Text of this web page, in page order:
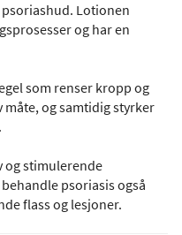
Lotionen
og har en
som renser kropp og
og samtidig styrker
og stimulerende
psoriasis også
flass og lesjoner.